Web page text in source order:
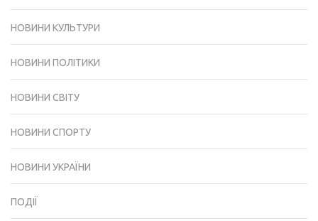
НОВИНИ КУЛЬТУРИ
НОВИНИ ПОЛІТИКИ
НОВИНИ СВІТУ
НОВИНИ СПОРТУ
НОВИНИ УКРАЇНИ
ПОДІЇ